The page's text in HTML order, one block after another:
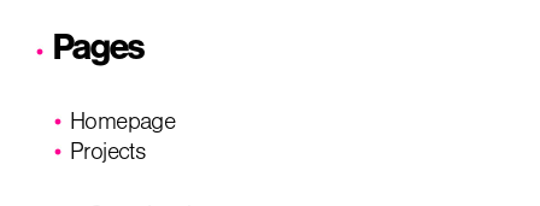
Pages
Homepage
Projects